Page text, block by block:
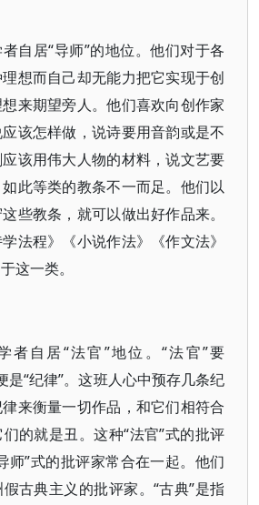
自居“导师”的地位。他们对于各
想而自己却无能力把它实现于创
来期望旁人。他们喜欢向创作家
该怎样做，说诗要用音韵或是不
该用伟大人物的材料，说文艺要
此等类的教条不一而足。他们以
些教条，就可以做出好作品来。
法程》《小说作法》《作文法》
这一类。
者自居“法官”地位。“法官”要
是“纪律”。这班人心中预存几条纪
来衡量一切作品，和它们相符合
的就是丑。这种“法官”式的批评
师”式的批评家常合在一起。他们
古典主义的批评家。“古典”是指